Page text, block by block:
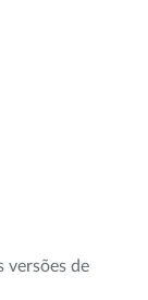
versões de